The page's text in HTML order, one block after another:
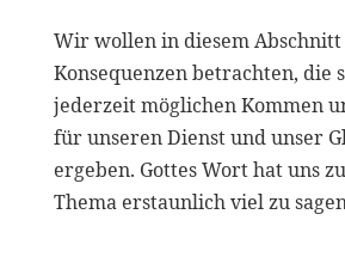
Wir wollen in diesem Abschnitt
Konsequenzen betrachten, die
jederzeit möglichen Kommen
für unseren Dienst und unser
ergeben. Gottes Wort hat uns
Thema erstaunlich viel zu